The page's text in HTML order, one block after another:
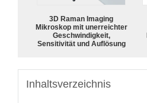
3D Raman Imaging
Mikroskop mit unerreichter
Geschwindigkeit,
Sensitivität und Auflösung
Inhaltsverzeichnis